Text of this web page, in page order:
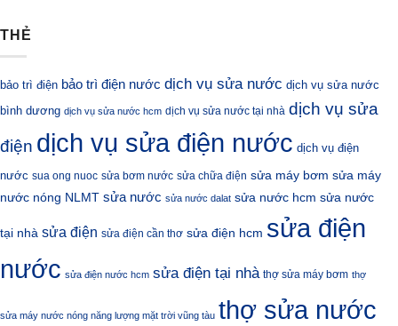
THẺ
bảo trì điện bảo trì điện nước dịch vụ sửa nước dịch vụ sửa nước
bình dương dịch vụ sửa nước hcm dịch vụ sửa nước tại nhà dịch vụ sửa
điện dịch vụ sửa điện nước dịch vụ điện
nước sua ong nuoc sửa bơm nước sửa chữa điện sửa máy bơm sửa máy
nước nóng NLMT sửa nước sửa nước dalat sửa nước hcm sửa nước
tại nhà sửa điện sửa điện cần thơ sửa điện hcm sửa điện
nước sửa điện nước hcm sửa điện tại nhà thợ sửa máy bơm thợ
sửa máy nước nóng năng lượng mặt trời vũng tàu thợ sửa nước